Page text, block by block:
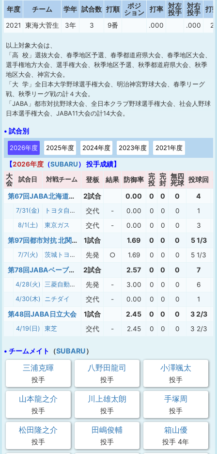
年度 チーム 学年 試合数 打順
ポジ
ション
打率
対左
投手
対右
投手
打
2021 東海大菅生 3年 3 9番 .000 .000 2
以上対象大会は、
「高 校」選抜大会、春季地区予選、春季都道府県大会、春季地区大会、
選手権地方大会、選手権大会、秋季地区予選、秋季都道府県大会、秋季
地区大会、神宮大会。
「大 学」全日本大学野球選手権大会、明治神宮野球大会、春季リーグ
戦、秋季リーグ戦の計４大会。
「JABA」都市対抗野球大会、全日本クラブ野球選手権大会、社会人野球
日本選手権大会、JABA11大会の計14大会。
• 試合別
2026年度 2025年度 2024年度 2023年度 2021年度
【2026年度 （SUBARU） 投手成績】
大
会
試合日 対戦チーム 登板 結果 防御率
完
投
完
封
無四
死球 投球回
第67回JABA北海道大会 2試合 0.00 0 0 0 4
7/31(金) トヨタ自動車東日本 交代 - 0.00 0 0 0 1
8/1(土) 東京ガス 交代 - 0.00 0 0 0 3
第97回都市対抗 北関東二次予選 1試合 1.69 0 0 0 5 1/3
7/7(火) 茨城トヨペット 先発 ○ 1.69 0 0 0 5 1/3
第78回JABAベーブルース杯 2試合 2.57 0 0 0 7
4/28(火) 三菱自動車岡崎 先発 - 3.00 0 0 0 6
4/30(木) ニチダイ 交代 - 0.00 0 0 0 1
第48回JABA日立大会 1試合 2.45 0 0 0 3 2/3
4/19(日) 東芝 交代 - 2.45 0 0 0 3 2/3
• チームメイト （SUBARU）
三浦克暉
投手
八野田龍司
投手
小澤颯太
投手
山本龍之介
投手
川上雄太朗
投手
手塚周
投手
松田隆之介
投手
田嶋俊輔
投手
箱山優
投手 4年